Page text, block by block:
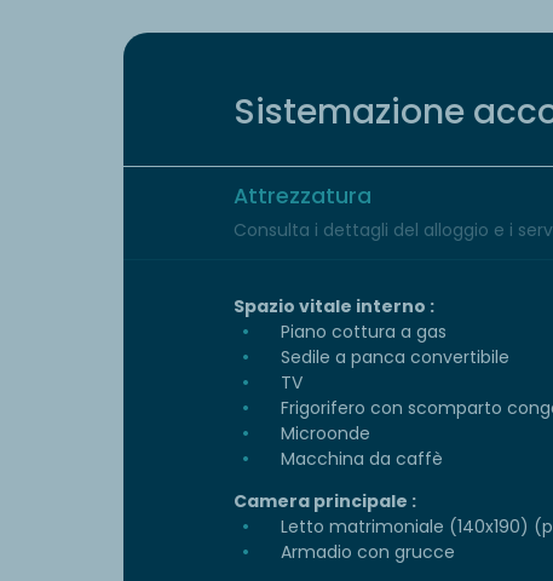
Sistemazione
Attrezzatura
Consulta i dettagli del alloggio e i
Spazio vitale interno :
Piano cottura a gas
Sedile a panca convertibile
TV
Frigorifero con scomparto
Microonde
Macchina da caffè
Camera principale :
Letto matrimoniale (140x190)
Armadio con grucce